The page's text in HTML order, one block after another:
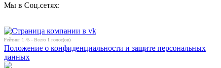
Мы в Соц.сетях:
Рейтинг 1 /5 - Всего 1 голос(ов)
Положение о конфиденциальности и защите персональных
данных